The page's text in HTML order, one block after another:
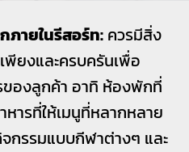
ภายในรีสอร์ท: ควรมีสิ่ง
ยงและครบครันเพื่อ
องลูกค้า อาทิ ห้องพักที่
ารที่ให้เมนูที่หลากหลาย
กรรมแบบกีฬาต่างๆ และ